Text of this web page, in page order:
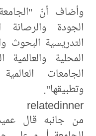
وأضاف أنّ
الجودة والرصانة
التدريسية البحوث
المحلية
الجامعات
وتطبيقها".
relatedinner
من جانبه قال